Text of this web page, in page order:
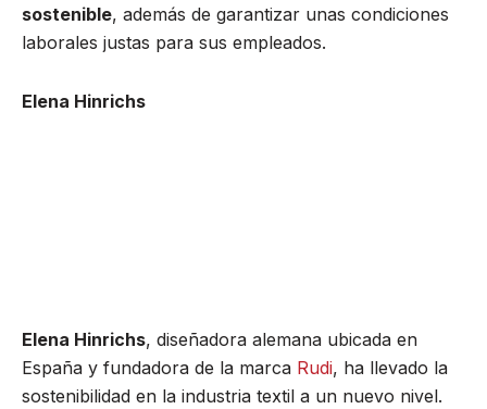
sostenible, además de garantizar unas condiciones
laborales justas para sus empleados.
Elena Hinrichs
Elena Hinrichs, diseñadora alemana ubicada en
España y fundadora de la marca Rudi, ha llevado la
sostenibilidad en la industria textil a un nuevo nivel.